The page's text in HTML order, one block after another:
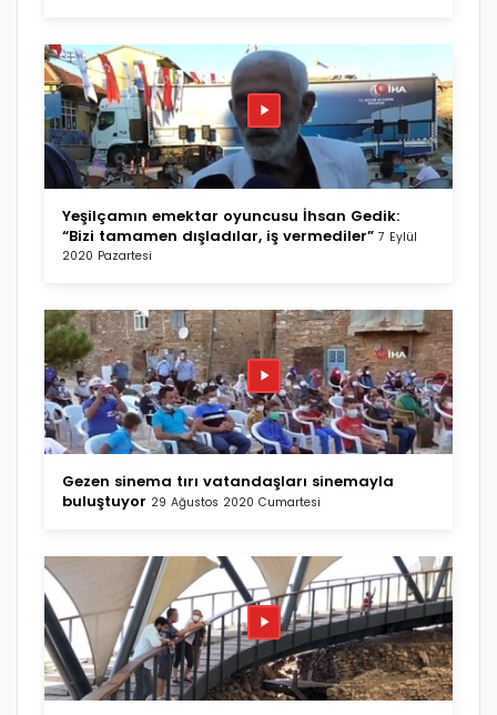
Yeşilçamın emektar oyuncusu İhsan Gedik:
“Bizi tamamen dışladılar, iş vermediler” 7 Eylül
2020 Pazartesi
Gezen sinema tırı vatandaşları sinemayla
buluştuyor 29 Ağustos 2020 Cumartesi